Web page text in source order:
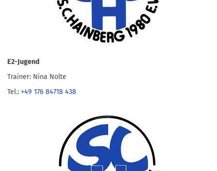
E2-Jugend
Trainer: Nina Nolte
Tel.: +49 176 84718 438